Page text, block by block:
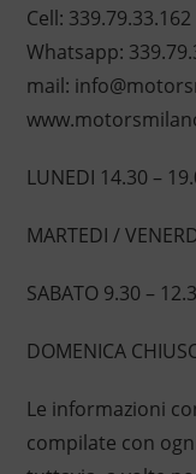
Cell: 339.79.33.162
Whatsapp:
mail:
LUNEDI 14.30 –
MARTEDI /
SABATO 9.30 –
DOMENICA
Le informazioni
compilate con